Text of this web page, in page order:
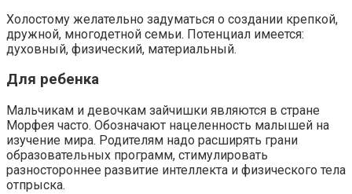
Холостому желательно задуматься о создании крепкой,
дружной, многодетной семьи. Потенциал имеется:
духовный, физический, материальный.
Для ребенка
Мальчикам и девочкам зайчишки являются в стране
Морфея часто. Обозначают нацеленность малышей на
изучение мира. Родителям надо расширять грани
образовательных программ, стимулировать
разностороннее развитие интеллекта и физического тела
отпрыска.